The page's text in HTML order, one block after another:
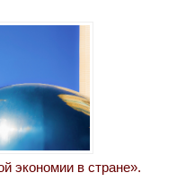
экономии в стране».